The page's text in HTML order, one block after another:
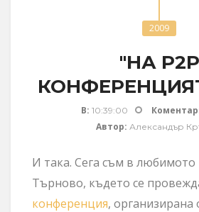
2009
"НА P2P
В: 10:39:00
Автор: Александър
И така. Сега съм в
Търново, където се
конференция,